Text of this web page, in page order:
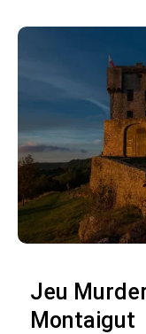
Jeu
Montaigut